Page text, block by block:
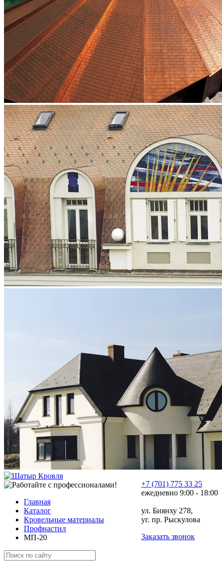
+7 (701) 775 33 25
ежедневно 9:00 - 18:00
ул. Биянху 278,
уг. пр. Рыскулова
Заказать звонок
Главная
Каталог
Кровельные материалы
Профнастил
МП-20